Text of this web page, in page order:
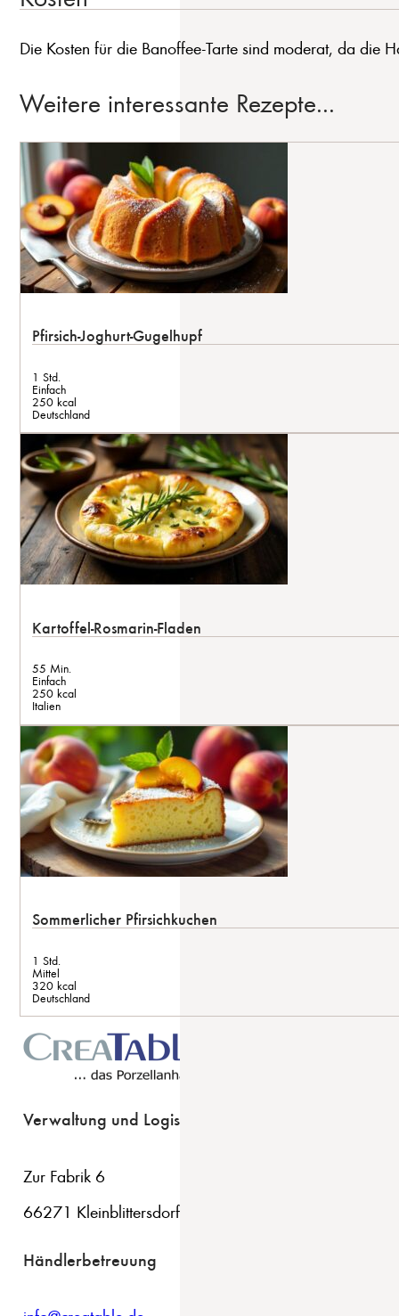
Die Kosten für die Banoffee-Tarte sind moderat, da die
Weitere interessante Rezepte...
Pfirsich-Joghurt-Gugelhupf
1 Std.
Einfach
250 kcal
Deutschland
Kartoffel-Rosmarin-Fladen
55 Min.
Einfach
250 kcal
Italien
Sommerlicher Pfirsichkuchen
1 Std.
Mittel
320 kcal
Deutschland
Verwaltung und Logistik
Zur Fabrik 6
66271 Kleinblittersdorf
Händlerbetreuung